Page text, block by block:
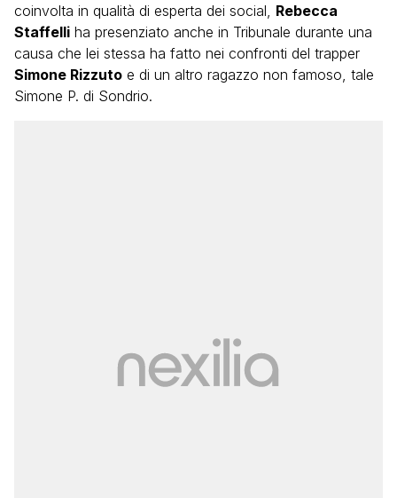
coinvolta in qualità di esperta dei social, Rebecca
Staffelli ha presenziato anche in Tribunale durante una
causa che lei stessa ha fatto nei confronti del trapper
Simone Rizzuto e di un altro ragazzo non famoso, tale
Simone P. di Sondrio.